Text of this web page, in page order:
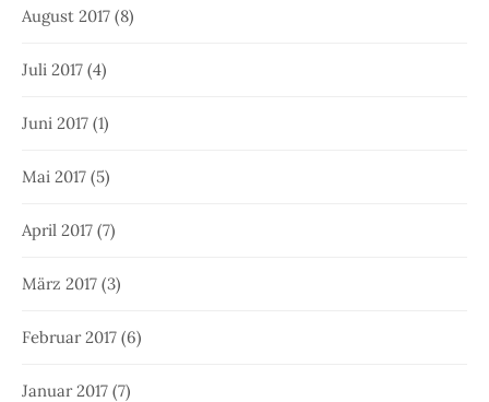
August 2017 (8)
Juli 2017 (4)
Juni 2017 (1)
Mai 2017 (5)
April 2017 (7)
März 2017 (3)
Februar 2017 (6)
Januar 2017 (7)